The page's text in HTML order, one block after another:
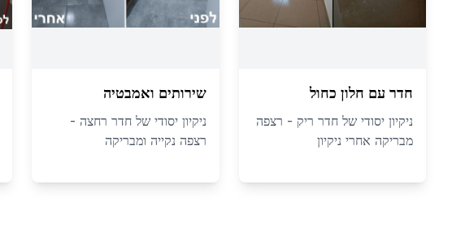
חדר עם חלון כחול
ניקיון יסודי של חדר ריק - רצפה
מבריקה אחרי ניקיון
שירותים ואמבטיה
ניקיון יסודי של חדר רחצה -
רצפה נקייה ומבריקה